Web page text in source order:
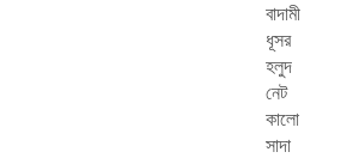
বাদামী
ধূসর
হলুদ
নেট
কালো
সাদা